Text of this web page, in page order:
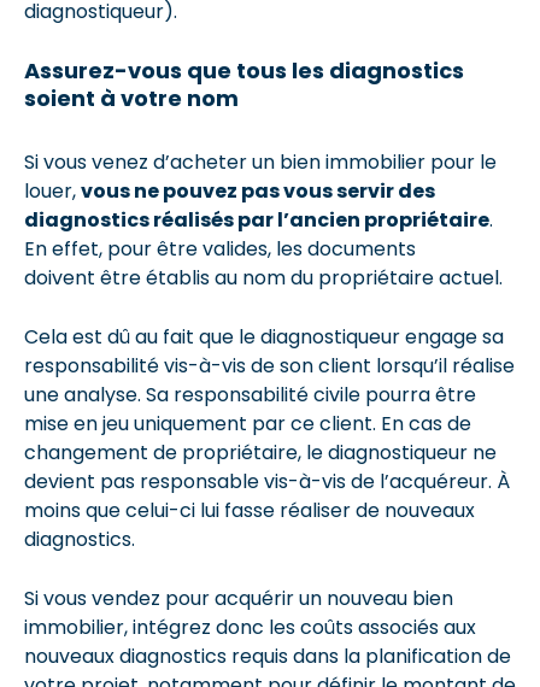
diagnostiqueur).
Assurez-vous que tous les diagnostics
soient à votre nom
Si vous venez d’acheter un bien immobilier pour le
louer,vous ne pouvez pas vous servir des
diagnostics réalisés par l’ancien propriétaire.
En effet, pour être valides, les documents
doivent être établis au nom du propriétaire actuel.
Cela est dû au fait que le diagnostiqueur engage sa
responsabilité vis-à-vis de son client lorsqu’il réalise
une analyse. Sa responsabilité civile pourra être
mise en jeu uniquement par ce client. En cas de
changement de propriétaire, le diagnostiqueur ne
devient pas responsable vis-à-vis de l’acquéreur. À
moins que celui-ci lui fasse réaliser de nouveaux
diagnostics.
Si vous vendez pour acquérir un nouveau bien
immobilier, intégrez donc les coûts associés aux
nouveaux diagnostics requis dans la planification de